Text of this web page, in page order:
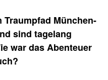
München-
sind tagelang
war das Abenteuer